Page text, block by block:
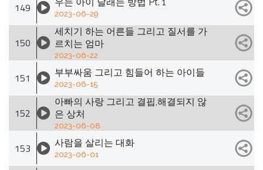
149 2023-06-29
150
세치기 하는 어른들 그리고 질서를 가
르치는 엄마
2023-06-22
151 부부싸움 그리고 힘들어 하는 아이들
2023-06-15
152
아빠의 사랑 그리고 결핍,해결되지 않
은 상처
2023-06-08
153 사람을 살리는 대화
2023-06-01